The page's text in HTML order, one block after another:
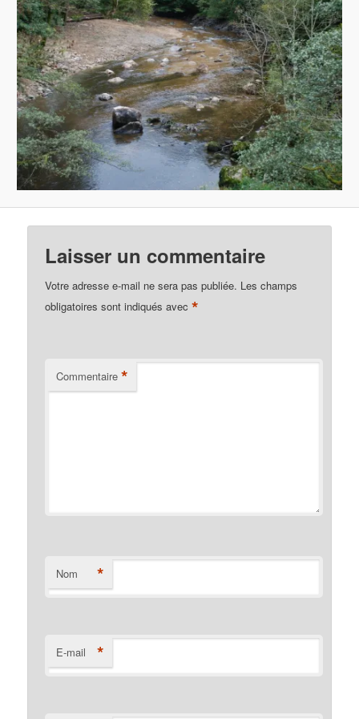
Laisser un commentaire
Votre adresse e-mail ne sera pas publiée. Les champs
obligatoires sont indiqués avec*
Commentaire *
Nom *
E-mail *